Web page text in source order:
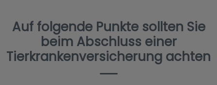
Auf folgende Punkte sollten Sie
beim Abschluss einer
Tierkrankenversicherung achten